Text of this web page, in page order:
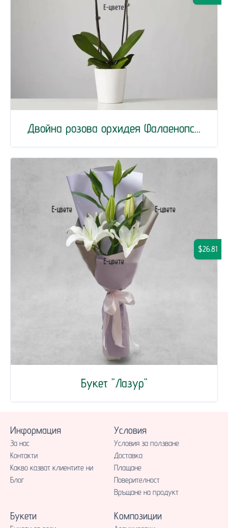
Двойна розова орхидея Фалаенопс...
Букет "Лазур"
$26.81
Информация
За нас
Контакти
Какво казват клиентите ни
Блог
Условия
Условия за ползване
Доставка
Плащане
Поверителност
Връщане на продукт
Букети Композиции